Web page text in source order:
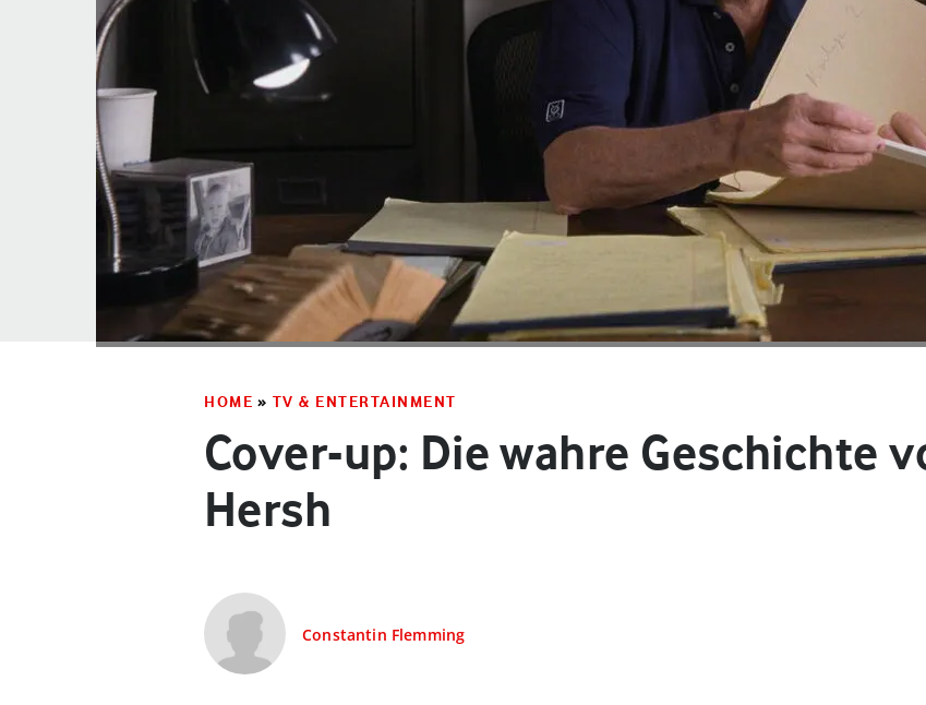
HOME » TV & ENTERTAINMENT
Cover-up: Die wahre Geschichte
Hersh
Constantin Flemming